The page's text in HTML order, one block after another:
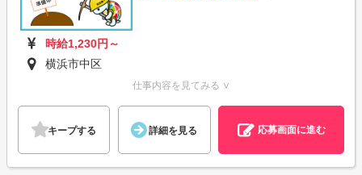
時給1,230円～
横浜市中区
仕事内容を見てみる ∨
キープする 詳細を見る 応募画面に進む